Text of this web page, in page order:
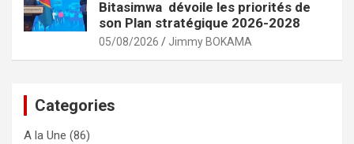
Bitasimwa dévoile les priorités de
son Plan stratégique 2026-2028
05/08/2026 Jimmy BOKAMA
Categories
A la Une (86)